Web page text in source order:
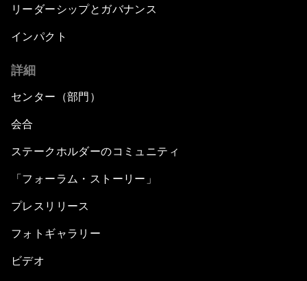
リーダーシップとガバナンス
インパクト
詳細
センター（部門）
会合
ステークホルダーのコミュニティ
「フォーラム・ストーリー」
プレスリリース
フォトギャラリー
ビデオ